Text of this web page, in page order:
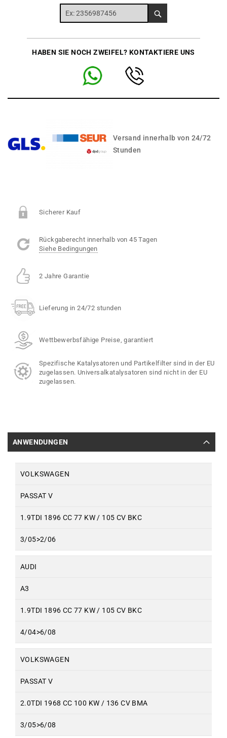
HABEN SIE NOCH ZWEIFEL? KONTAKTIERE UNS
Versand innerhalb von 24/72
Stunden
Sicherer Kauf
Rückgaberecht innerhalb von 45 Tagen
Siehe Bedingungen
2 Jahre Garantie
Lieferung in 24/72 stunden
Wettbewerbsfähige Preise, garantiert
Spezifische Katalysatoren und Partikelfilter sind in der EU
zugelassen. Universalkatalysatoren sind nicht in der EU
zugelassen.
ANWENDUNGEN
VOLKSWAGEN
PASSAT V
1.9TDI 1896 CC 77 KW / 105 CV BKC
3/05>2/06
AUDI
A3
1.9TDI 1896 CC 77 KW / 105 CV BKC
4/04>6/08
VOLKSWAGEN
PASSAT V
2.0TDI 1968 CC 100 KW / 136 CV BMA
3/05>6/08